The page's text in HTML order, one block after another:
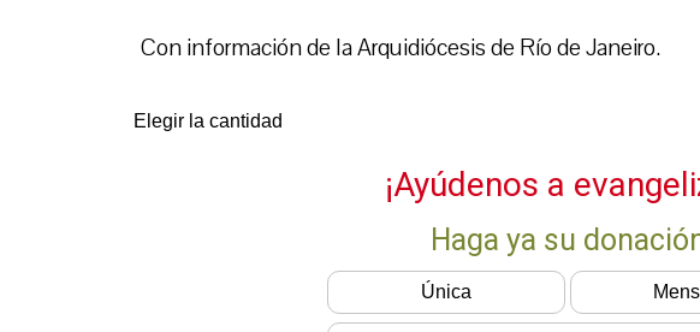
Con información de la Arquidiócesis de Río de Janeiro.